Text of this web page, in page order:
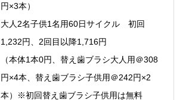
円×3本）
大人2名子供1名用60日サイクル 初回
1,232円、2回目以降1,716円
（本体1本0円、替え歯ブラシ大人用＠308
円×4本、替え歯ブラシ子供用＠242円×2
本）※初回替え歯ブラシ子供用は無料